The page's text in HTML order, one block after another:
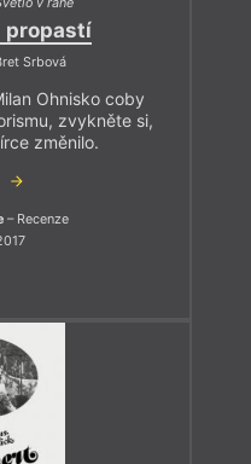
propastí
Srbová
Ohnisko coby
zvykněte si,
změnilo.
– Recenze